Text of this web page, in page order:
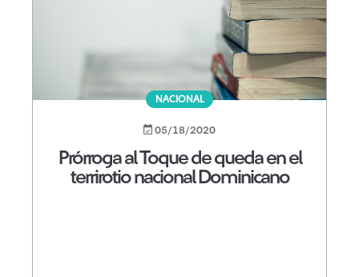
NACIONAL
05/18/2020
Prórroga al Toque de queda en el
terrirotio nacional Dominicano